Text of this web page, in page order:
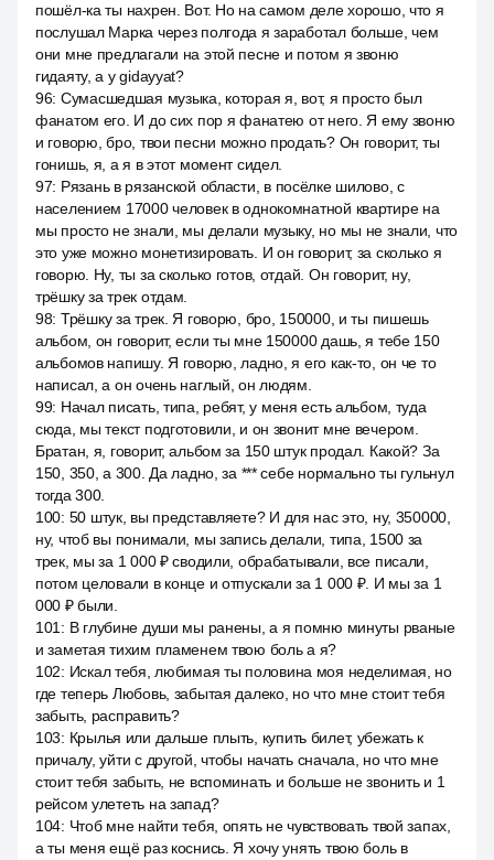
пошёл-ка ты нахрен. Вот. Но на самом деле хорошо, что я
послушал Марка через полгода я заработал больше, чем
они мне предлагали на этой песне и потом я звоню
гидаяту, а у gidayyat?
96: Сумасшедшая музыка, которая я, вот, я просто был
фанатом его. И до сих пор я фанатею от него. Я ему звоню
и говорю, бро, твои песни можно продать? Он говорит, ты
гонишь, я, а я в этот момент сидел.
97: Рязань в рязанской области, в посёлке шилово, с
населением 17000 человек в однокомнатной квартире на
мы просто не знали, мы делали музыку, но мы не знали, что
это уже можно монетизировать. И он говорит, за сколько я
говорю. Ну, ты за сколько готов, отдай. Он говорит, ну,
трёшку за трек отдам.
98: Трёшку за трек. Я говорю, бро, 150000, и ты пишешь
альбом, он говорит, если ты мне 150000 дашь, я тебе 150
альбомов напишу. Я говорю, ладно, я его как-то, он че то
написал, а он очень наглый, он людям.
99: Начал писать, типа, ребят, у меня есть альбом, туда
сюда, мы текст подготовили, и он звонит мне вечером.
Братан, я, говорит, альбом за 150 штук продал. Какой? За
150, 350, а 300. Да ладно, за *** себе нормально ты гульнул
тогда 300.
100: 50 штук, вы представляете? И для нас это, ну, 350000,
ну, чтоб вы понимали, мы запись делали, типа, 1500 за
трек, мы за 1 000 ₽ сводили, обрабатывали, все писали,
потом целовали в конце и отпускали за 1 000 ₽. И мы за 1
000 ₽ были.
101 : В глубине души мы ранены, а я помню минуты рваные
и заметая тихим пламенем твою боль а я?
102: Искал тебя, любимая ты половина моя неделимая, но
где теперь Любовь, забытая далеко, но что мне стоит тебя
забыть, расправить?
103: Крылья или дальше плыть, купить билет, убежать к
причалу, уйти с другой, чтобы начать сначала, но что мне
стоит тебя забыть, не вспоминать и больше не звонить и 1
рейсом улететь на запад?
104: Чтоб мне найти тебя, опять не чувствовать твой запах,
а ты меня ещё раз коснись. Я хочу унять твою боль в